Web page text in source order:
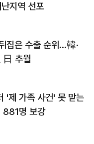
지역 선포
집은 수출 순위…韓·
日 추월
'제 가족 사건' 못 맡는
881명 보강